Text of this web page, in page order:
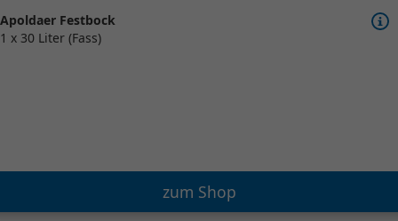
Apoldaer Festbock
1 x 30 Liter (Fass)
zum Shop